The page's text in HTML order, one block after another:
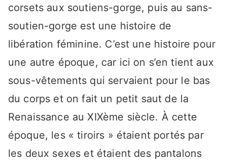
corsets aux soutiens-gorge, puis au sans-
soutien-gorge est une histoire de
libération féminine. C’est une histoire pour
une autre époque, car ici on s’en tient aux
sous-vêtements qui servaient pour le bas
du corps et on fait un petit saut de la
Renaissance au XIXème siècle. À cette
époque, les « tiroirs » étaient portés par
les deux sexes et étaient des pantalons